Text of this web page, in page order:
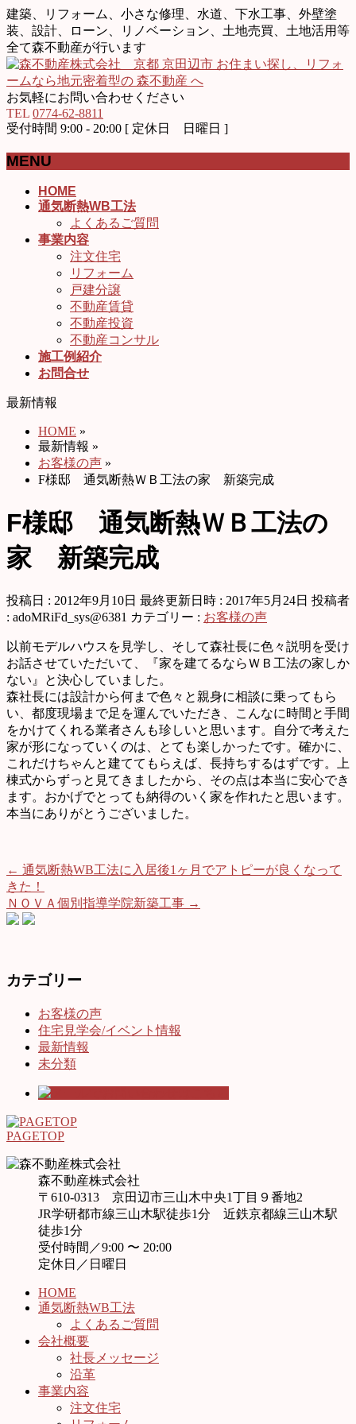
建築、リフォーム、小さな修理、水道、下水工事、外壁塗
装、設計、ローン、リノベーション、土地売買、土地活用等
全て森不動産が行います
お気軽にお問い合わせください
TEL 0774-62-8811
受付時間 9:00 - 20:00 [ 定休日 日曜日 ]
MENU
HOME
通気断熱WB工法
よくあるご質問
事業内容
注文住宅
リフォーム
戸建分譲
不動産賃貸
不動産投資
不動産コンサル
施工例紹介
お問合せ
最新情報
HOME »
最新情報 »
お客様の声 »
F様邸 通気断熱ＷＢ工法の家 新築完成
F様邸 通気断熱ＷＢ工法の
家 新築完成
投稿日 : 2012年9月10日 最終更新日時 : 2017年5月24日 投稿者
: adoMRiFd_sys@6381 カテゴリー : お客様の声
以前モデルハウスを見学し、そして森社長に色々説明を受け
お話させていただいて、『家を建てるならＷＢ工法の家しか
ない』と決心していました。
森社長には設計から何まで色々と親身に相談に乗ってもら
い、都度現場まで足を運んでいただき、こんなに時間と手間
をかけてくれる業者さんも珍しいと思います。自分で考えた
家が形になっていくのは、とても楽しかったです。確かに、
これだけちゃんと建ててもらえば、長持ちするはずです。上
棟式からずっと見てきましたから、その点は本当に安心でき
ます。おかげでとっても納得のいく家を作れたと思います。
本当にありがとうございました。
← 通気断熱WB工法に入居後1ヶ月でアトピーが良くなって
きた！
ＮＯＶＡ個別指導学院新築工事 →
カテゴリー
お客様の声
住宅見学会/イベント情報
最新情報
未分類
PAGETOP
森不動産株式会社
〒610-0313 京田辺市三山木中央1丁目９番地2
JR学研都市線三山木駅徒歩1分 近鉄京都線三山木駅
徒歩1分
受付時間／9:00 〜 20:00
定休日／日曜日
HOME
通気断熱WB工法
よくあるご質問
会社概要
社長メッセージ
沿革
事業内容
注文住宅